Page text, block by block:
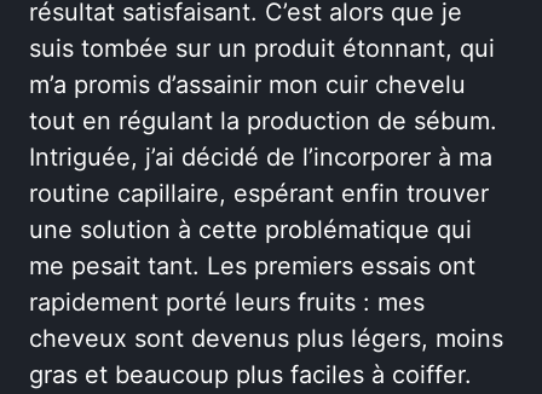
résultat satisfaisant. C’est alors que je
suis tombée sur un produit étonnant, qui
m’a promis d’assainir mon cuir chevelu
tout en régulant la production de sébum.
Intriguée, j’ai décidé de l’incorporer à ma
routine capillaire, espérant enfin trouver
une solution à cette problématique qui
me pesait tant. Les premiers essais ont
rapidement porté leurs fruits : mes
cheveux sont devenus plus légers, moins
gras et beaucoup plus faciles à coiffer.